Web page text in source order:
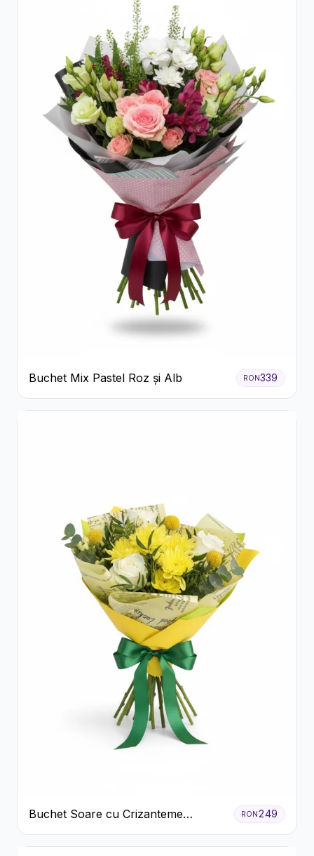
Buchet Mix Pastel Roz și Alb RON339
Buchet Soare cu Crizanteme
Galbene și Trandafiri Albi
RON249